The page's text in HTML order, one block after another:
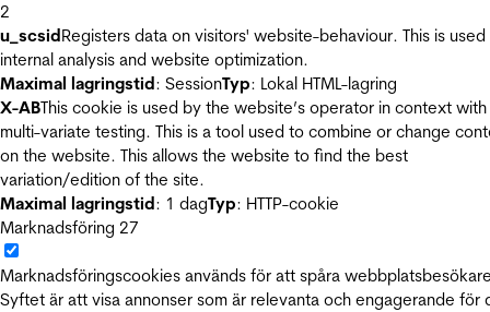
2
u_scsidRegisters data on visitors' website-behaviour. This is
internal analysis and website optimization.
Maximal lagringstid: SessionTyp: Lokal HTML-lagring
X-ABThis cookie is used by the website’s operator in context with
multi-variate testing. This is a tool used to combine or change
on the website. This allows the website to find the best
variation/edition of the site.
Maximal lagringstid: 1 dagTyp: HTTP-cookie
Marknadsföring 27
Marknadsföringscookies används för att spåra
Syftet är att visa annonser som är relevanta och engagerande för